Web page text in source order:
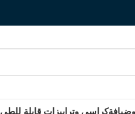
كراسي وترابيزات قابلة للطي